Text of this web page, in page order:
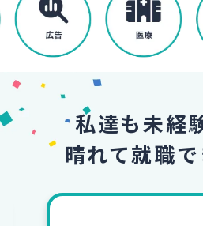
私達も未経
晴れて就職